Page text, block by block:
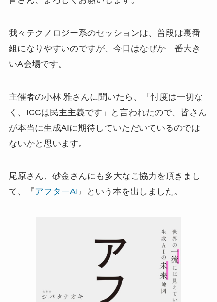
我々テクノロジー系のセッションは、普段は裏番
組になりやすいのですが、今日はなぜか一番大き
いA会場です。
主催者の小林 雅さんに聞いたら、「忖度は一切な
く、ICCは民主主義です」と言われたので、皆さん
が本当に生成AIに期待していただいているのでは
ないかと思います。
尾原さん、砂金さんにも多大なご協力を頂きまし
て、『アフターAI』という本を出しました。